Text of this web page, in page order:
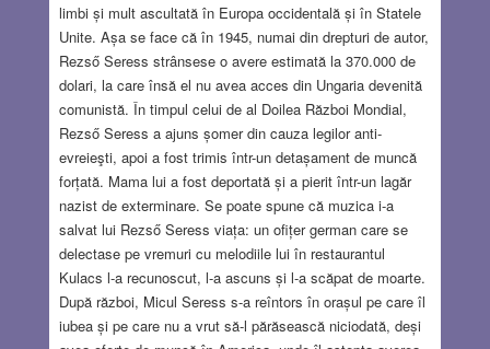
limbi și mult ascultată în Europa occidentală și în Statele
Unite. Așa se face că în 1945, numai din drepturi de autor,
Rezső Seress strânsese o avere estimată la 370.000 de
dolari, la care însă el nu avea acces din Ungaria devenită
comunistă. În timpul celui de al Doilea Război Mondial,
Rezső Seress a ajuns șomer din cauza legilor anti-
evreieşti, apoi a fost trimis într-un detașament de muncă
forțată. Mama lui a fost deportată și a pierit într-un lagăr
nazist de exterminare. Se poate spune că muzica i-a
salvat lui Rezső Seress viața: un ofițer german care se
delectase pe vremuri cu melodiile lui în restaurantul
Kulacs l-a recunoscut, l-a ascuns și l-a scăpat de moarte.
După război, Micul Seress s-a reîntors în orașul pe care îl
iubea și pe care nu a vrut să-l părăsească niciodată, deși